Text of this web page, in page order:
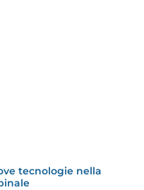
tecnologie nella